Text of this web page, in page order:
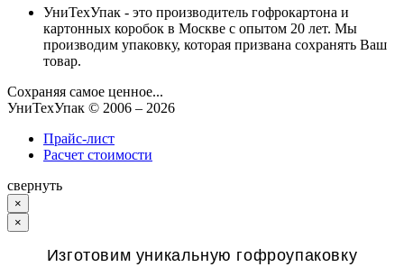
УниТехУпак - это производитель гофрокартона и
картонных коробок в Москве с опытом 20 лет. Мы
производим упаковку, которая призвана сохранять Ваш
товар.
Сохраняя самое ценное...
УниТехУпак © 2006 – 2026
Прайс-лист
Расчет стоимости
свернуть
×
×
Изготовим уникальную гофроупаковку